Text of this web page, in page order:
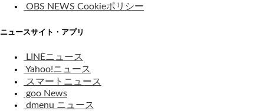
OBS NEWS Cookieポリシー
ニュースサイト・アプリ
LINEニュース
Yahoo!ニュース
スマートニュース
goo News
dmenu ニュース